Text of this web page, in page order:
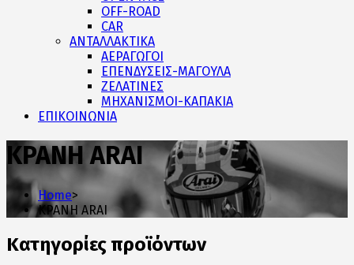
OFF-ROAD
CAR
ΑΝΤΑΛΛΑΚΤΙΚΑ
ΑΕΡΑΓΩΓΟΙ
ΕΠΕΝΔΥΣΕΙΣ-ΜΑΓΟΥΛΑ
ΖΕΛΑΤΙΝΕΣ
ΜΗΧΑΝΙΣΜΟΙ-ΚΑΠΑΚΙΑ
ΕΠΙΚΟΙΝΩΝΙΑ
ΚΡΑΝΗ ARAI
Home>
ΚΡΑΝΗ ARAI
Κατηγορίες προϊόντων